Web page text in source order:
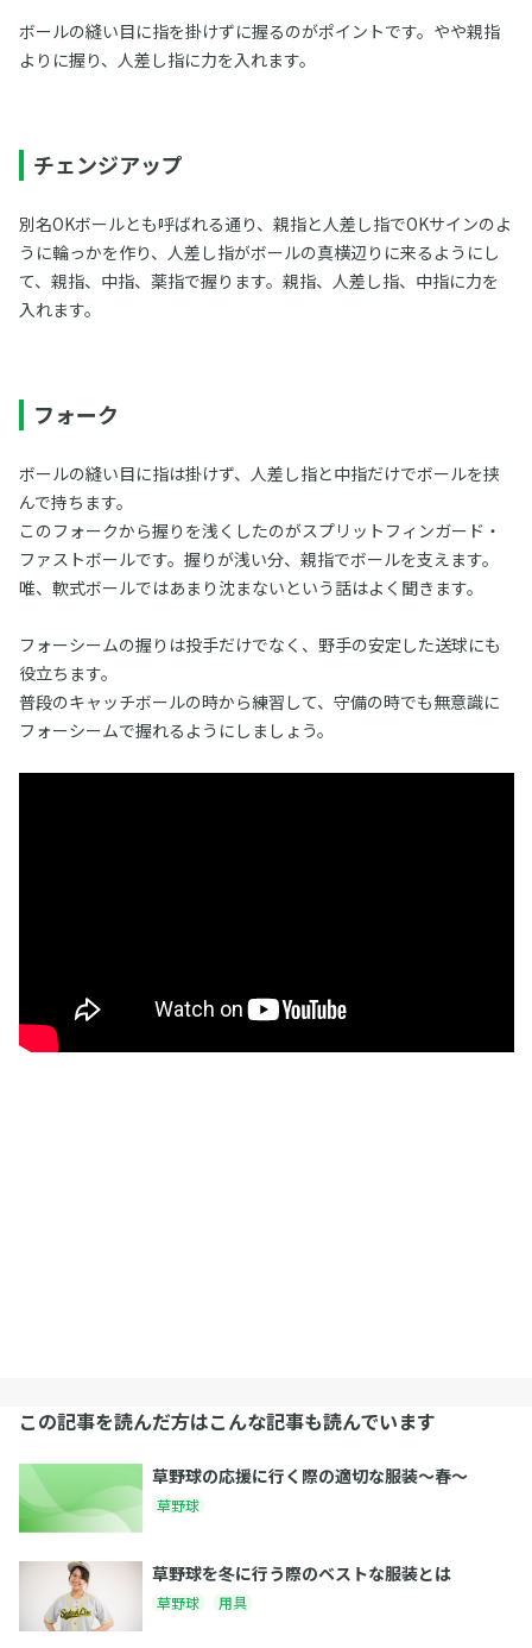
ボールの縫い目に指を掛けずに握るのがポイントです。やや親指
よりに握り、人差し指に力を入れます。
チェンジアップ
別名OKボールとも呼ばれる通り、親指と人差し指でOKサインのよ
うに輪っかを作り、人差し指がボールの真横辺りに来るようにし
て、親指、中指、薬指で握ります。親指、人差し指、中指に力を
入れます。
フォーク
ボールの縫い目に指は掛けず、人差し指と中指だけでボールを挟
んで持ちます。
このフォークから握りを浅くしたのがスプリットフィンガード・
ファストボールです。握りが浅い分、親指でボールを支えます。
唯、軟式ボールではあまり沈まないという話はよく聞きます。
フォーシームの握りは投手だけでなく、野手の安定した送球にも
役立ちます。
普段のキャッチボールの時から練習して、守備の時でも無意識に
フォーシームで握れるようにしましょう。
この記事を読んだ方はこんな記事も読んでいます
草野球の応援に行く際の適切な服装～春～
草野球
草野球を冬に行う際のベストな服装とは
草野球 用具